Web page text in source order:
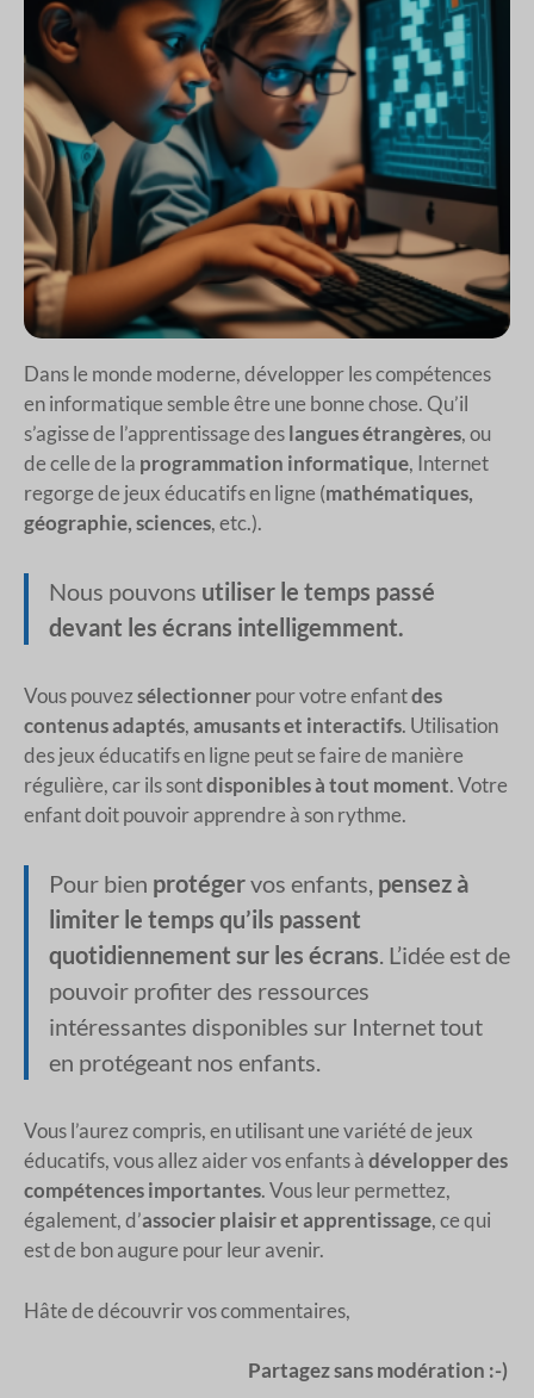
Dans le monde moderne, développer les compétences
en informatique semble être une bonne chose. Qu’il
s’agisse de l’apprentissage deslangues étrangères, ou
de celle de la programmation informatique, Internet
regorge de jeux éducatifs en ligne (mathématiques,
géographie, sciences, etc.).
Nous pouvons utiliser le temps passé
devant les écrans intelligemment.
Vous pouvezsélectionnerpour votre enfantdes
contenus adaptés,amusants et interactifs. Utilisation
des jeux éducatifs en ligne peut se faire de manière
régulière, car ils sontdisponibles à tout moment. Votre
enfant doit pouvoir apprendre à son rythme.
Pour bien protégervos enfants, pensez à
limiter le temps qu’ils passent
quotidiennement sur les écrans. L’idée est de
pouvoir profiter des ressources
intéressantes disponibles sur Internet tout
en protégeant nos enfants.
Vous l’aurez compris, en utilisant une variété de jeux
éducatifs, vous allez aider vos enfants àdévelopper des
compétences importantes. Vous leur permettez,
également, d’associer plaisir et apprentissage, ce qui
est de bon augure pour leur avenir.
Hâte de découvrir vos commentaires,
Partagez sans modération :-)